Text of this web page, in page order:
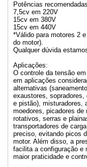
Potências
7,5cv em 220V
15cv em 380V
15cv em 440V
*Válido para motores 2
do motor).
Qualquer dúvida
Aplicações:
O controle da tensão
em aplicações
alternativas
exaustores, sopradores,
e pistão), misturadores,
moedores, picadores de
rotativos, serras e
transportadores de
preciso, evitando picos
motor. Além disso, a
facilita a configuração e
maior praticidade e